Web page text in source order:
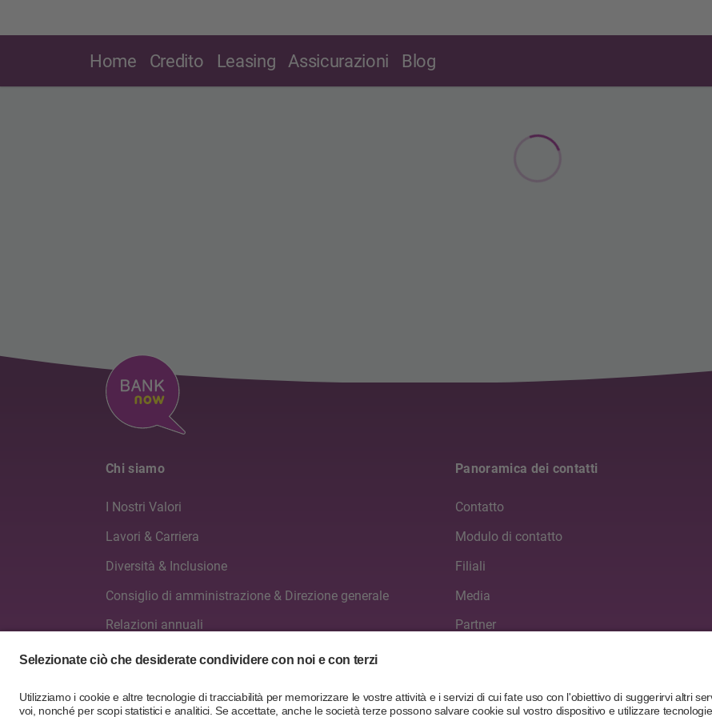
Home Credito Leasing Assicurazioni Blog
Chi siamo
I Nostri Valori
Lavori & Carriera
Diversità & Inclusione
Consiglio di amministrazione & Direzione generale
Relazioni annuali
Panoramica dei contatti
Contatto
Modulo di contatto
Filiali
Media
Partner